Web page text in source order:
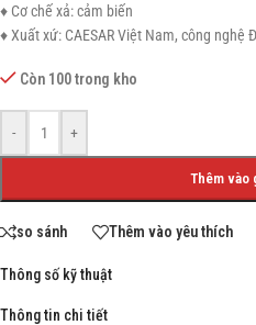
♦ Cơ chế xả: cảm biến
♦ Xuất xứ: CAESAR Việt Nam, công nghệ
Còn 100 trong kho
- +
Thêm vào
so sánh Thêm vào yêu thích
Thông số kỹ thuật
Thông tin chi tiết